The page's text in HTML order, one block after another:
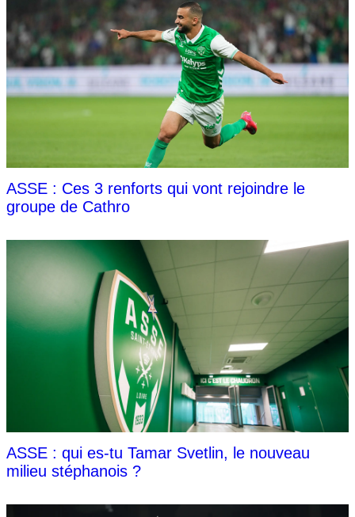
ASSE : Ces 3 renforts qui vont rejoindre le
groupe de Cathro
ASSE : qui es-tu Tamar Svetlin, le nouveau
milieu stéphanois ?